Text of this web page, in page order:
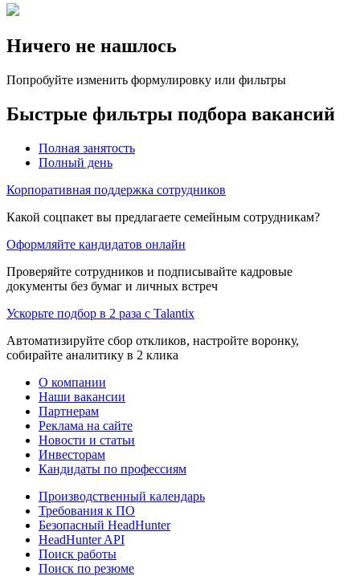
Ничего не нашлось
Попробуйте изменить формулировку или фильтры
Быстрые фильтры подбора вакансий
Полная занятость
Полный день
Корпоративная поддержка сотрудников
Какой соцпакет вы предлагаете семейным сотрудникам?
Оформляйте кандидатов онлайн
Проверяйте сотрудников и подписывайте кадровые
документы без бумаг и личных встреч
Ускорьте подбор в 2 раза с Talantix
Автоматизируйте сбор откликов, настройте воронку,
собирайте аналитику в 2 клика
О компании
Наши вакансии
Партнерам
Реклама на сайте
Новости и статьи
Инвесторам
Кандидаты по профессиям
Производственный календарь
Требования к ПО
Безопасный HeadHunter
HeadHunter API
Поиск работы
Поиск по резюме